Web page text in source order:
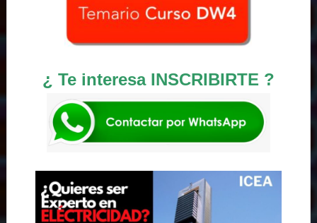
¿ Te interesa INSCRIBIRTE ?